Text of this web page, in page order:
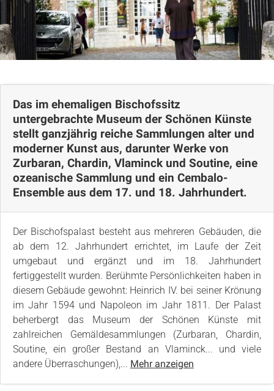
Das im ehemaligen Bischofssitz
untergebrachte Museum der Schönen Künste
stellt ganzjährig reiche Sammlungen alter und
moderner Kunst aus, darunter Werke von
Zurbaran, Chardin, Vlaminck und Soutine, eine
ozeanische Sammlung und ein Cembalo-
Ensemble aus dem 17. und 18. Jahrhundert.
Der Bischofspalast besteht aus mehreren Gebäuden, die
ab dem 12. Jahrhundert errichtet, im Laufe der Zeit
umgebaut und ergänzt und im 18. Jahrhundert
fertiggestellt wurden. Berühmte Persönlichkeiten haben in
diesem Gebäude gewohnt: Heinrich IV. bei seiner Krönung
im Jahr 1594 und Napoleon im Jahr 1811. Der Palast
beherbergt das Museum der Schönen Künste mit
zahlreichen Gemäldesammlungen (Zurbaran, Chardin,
Soutine, ein großer Bestand an Vlaminck... und viele
andere Überraschungen),... Mehr anzeigen